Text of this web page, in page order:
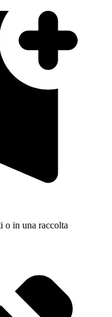
o in una raccolta